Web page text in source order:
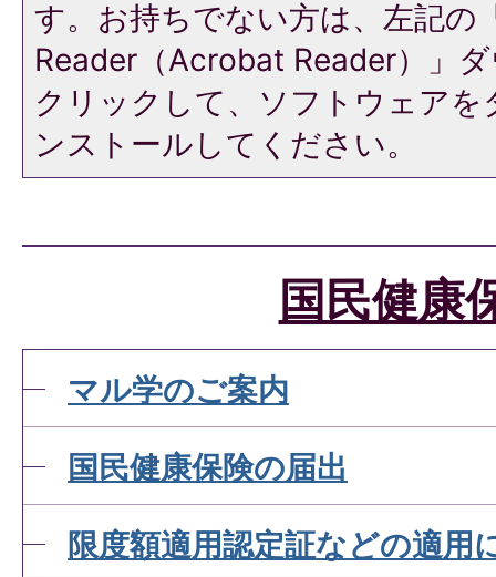
す。お持ちでない方は、左記の
Reader（Acrobat Reader）」
クリックして、ソフトウェア
ンストールしてください。
国民健康
マル学のご案内
国民健康保険の届出
限度額適用認定証などの適用